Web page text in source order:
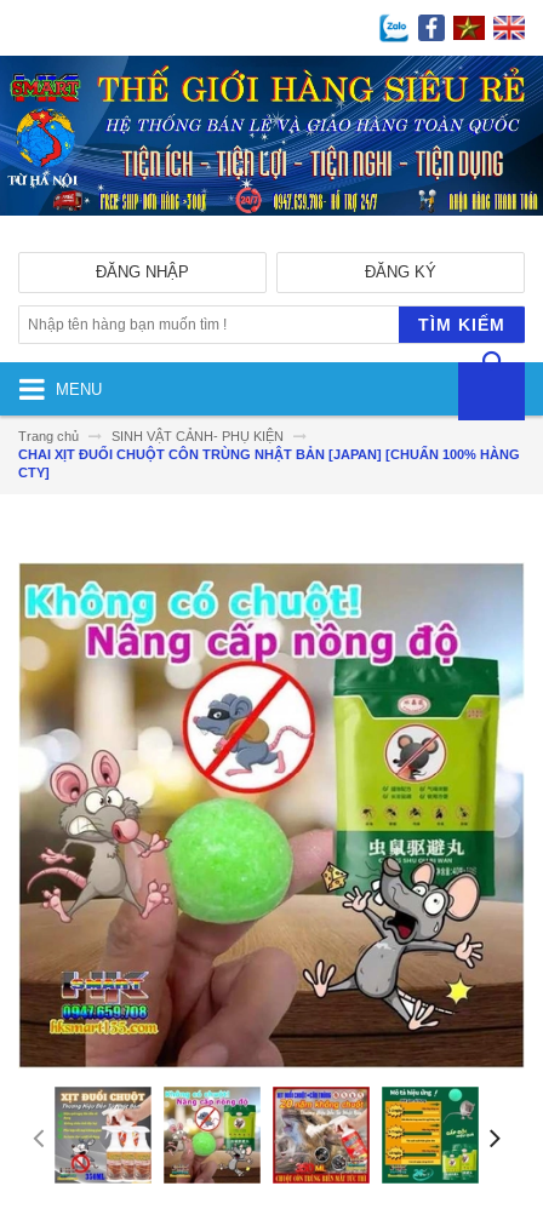
ĐĂNG KÝ
ĐĂNG NHẬP
TÌM KIẾM
MENU
Trang chủ
SINH VẬT CẢNH- PHỤ KIỆN
CHAI XỊT ĐUỔI CHUỘT CÔN TRÙNG NHẬT BẢN [JAPAN] [CHUẨN 100% HÀNG
CTY]